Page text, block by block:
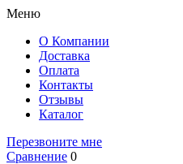
Меню
О Компании
Доставка
Оплата
Контакты
Отзывы
Каталог
Перезвоните мне
Сравнение 0